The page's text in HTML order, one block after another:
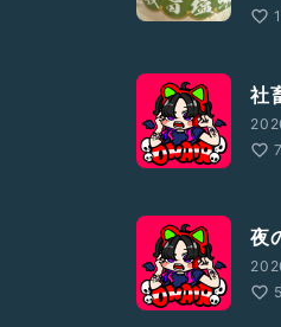
社
夜